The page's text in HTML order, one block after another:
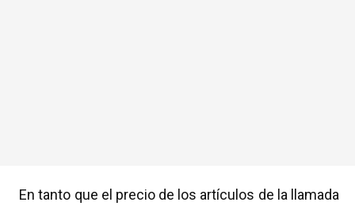
En tanto que el precio de los artículos de la llamada